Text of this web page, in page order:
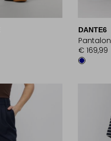
DANTE6
Pantalon
€ 169,99